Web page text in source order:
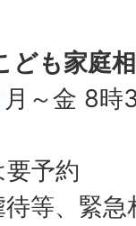
ども家庭
月～金 8時
予約
等、緊